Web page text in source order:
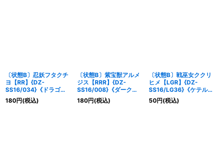
〔状態B〕忍妖フタクチ
ヨ【RR】{DZ-
SS16/034}《ドラゴン
エンパイア》
180円(税込)
〔状態B〕紫宝獣アルメ
ジス【RRR】{DZ-
SS16/008}《ダークス
テイツ》
180円(税込)
〔状態B〕戦巫女ククリ
ヒメ【LGR】{DZ-
SS16/LG36}《ケテルサ
ンクチュアリ》
50円(税込)